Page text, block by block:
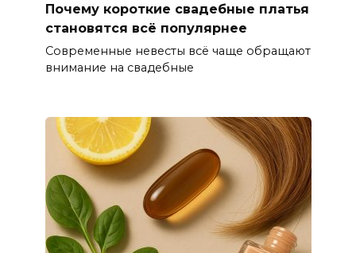
Почему короткие свадебные платья
становятся всё популярнее
Современные невесты всё чаще обращают
внимание на свадебные